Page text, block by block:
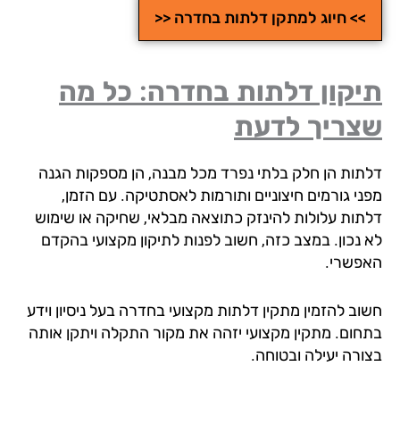
>> חיוג למתקן דלתות בחדרה <<
דלתות בחדרה: כל מה
לדעת
הן חלק בלתי נפרד מכל מבנה, הן מספקות הגנה
גורמים חיצוניים ותורמות לאסתטיקה. עם הזמן,
עלולות להינזק כתוצאה מבלאי, שחיקה או שימוש
נכון. במצב כזה, חשוב לפנות לתיקון מקצועי בהקדם
להזמין מתקין דלתות מקצועי בחדרה בעל ניסיון וידע
מתקין מקצועי יזהה את מקור התקלה ויתקן אותה
יעילה ובטוחה.